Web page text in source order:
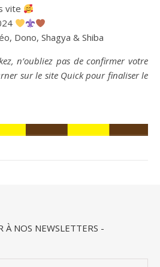
vite
Dono, Shagya & Shiba
n’oubliez pas de confirmer votre
sur le site Quick pour finaliser le
À NOS NEWSLETTERS -